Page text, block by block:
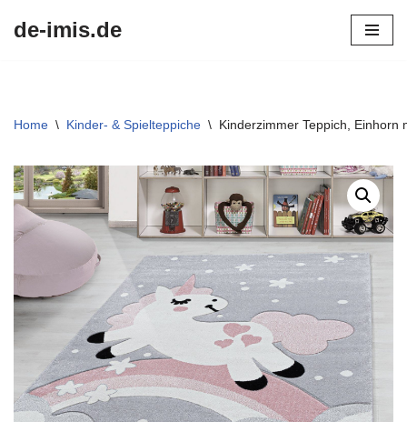
de-imis.de
Home \ Kinder- & Spielteppiche \ Kinderzimmer Teppich, Einhorn